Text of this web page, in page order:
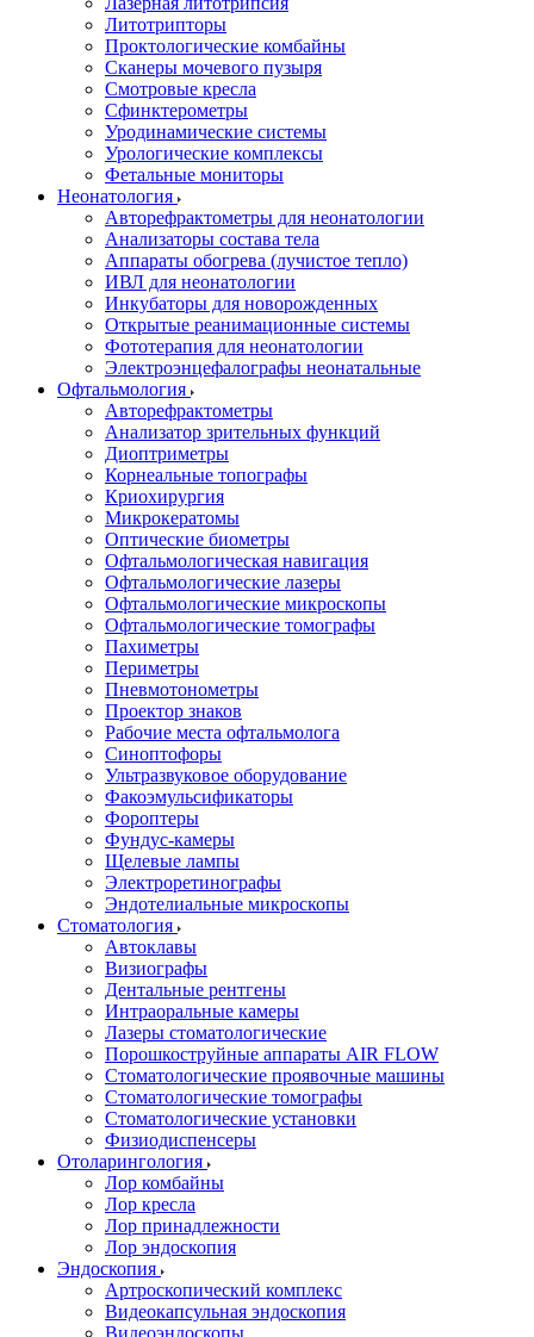
Литотрипторы
Проктологические комбайны
Сканеры мочевого пузыря
Смотровые кресла
Сфинктерометры
Уродинамические системы
Урологические комплексы
Фетальные мониторы
Неонатология
Авторефрактометры для неонатологии
Анализаторы состава тела
Аппараты обогрева (лучистое тепло)
ИВЛ для неонатологии
Инкубаторы для новорожденных
Открытые реанимационные системы
Фототерапия для неонатологии
Электроэнцефалографы неонатальные
Офтальмология
Авторефрактометры
Анализатор зрительных функций
Диоптриметры
Корнеальные топографы
Криохирургия
Микрокератомы
Оптические биометры
Офтальмологическая навигация
Офтальмологические лазеры
Офтальмологические микроскопы
Офтальмологические томографы
Пахиметры
Периметры
Пневмотонометры
Проектор знаков
Рабочие места офтальмолога
Синоптофоры
Ультразвуковое оборудование
Факоэмульсификаторы
Фороптеры
Фундус-камеры
Щелевые лампы
Электроретинографы
Эндотелиальные микроскопы
Стоматология
Автоклавы
Визиографы
Дентальные рентгены
Интраоральные камеры
Лазеры стоматологические
Порошкоструйные аппараты AIR FLOW
Стоматологические проявочные машины
Стоматологические томографы
Стоматологические установки
Физиодиспенсеры
Отоларингология
Лор комбайны
Лор кресла
Лор принадлежности
Лор эндоскопия
Эндоскопия
Артроскопический комплекс
Видеокапсульная эндоскопия
Видеоэндоскопы